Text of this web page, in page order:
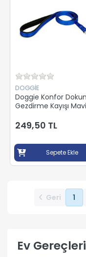
DOGGİE
Doggie Konfor
Gezdirme Kayışı Mavi
DGZT15MROYALBLUE
249,50 TL
Sepete Ekle
Geri 1
Ev